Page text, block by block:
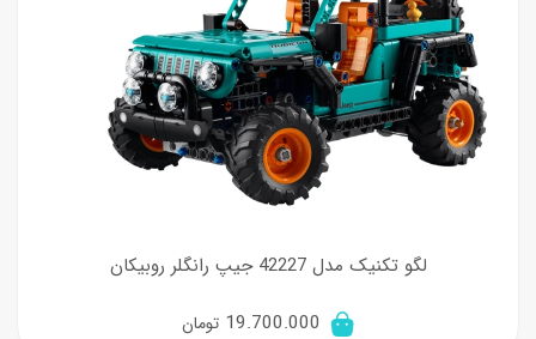
لگو تکنیک مدل 42227 جیپ رانگلر روبیکان
19.700.000 تومان